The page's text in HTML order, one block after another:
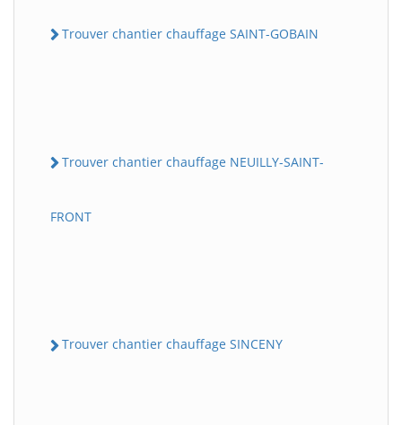
Trouver chantier chauffage SAINT-GOBAIN
Trouver chantier chauffage NEUILLY-SAINT-
FRONT
Trouver chantier chauffage SINCENY